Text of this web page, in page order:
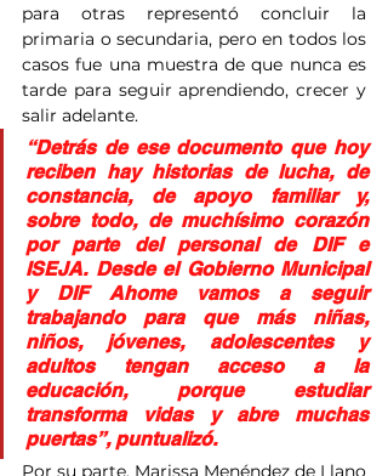
para otras representó concluir la
primaria o secundaria, pero en todos los
casos fue una muestra de que nunca es
tarde para seguir aprendiendo, crecer y
salir adelante.
“Detrás de ese documento que hoy
reciben hay historias de lucha, de
constancia, de apoyo familiar y,
sobre todo, de muchísimo corazón
por parte del personal de DIF e
ISEJA. Desde el Gobierno Municipal
y DIF Ahome vamos a seguir
trabajando para que más niñas,
niños, jóvenes, adolescentes y
adultos tengan acceso a la
educación, porque estudiar
transforma vidas y abre muchas
puertas”, puntualizó.
Por su parte, Marissa Menéndez de Llano